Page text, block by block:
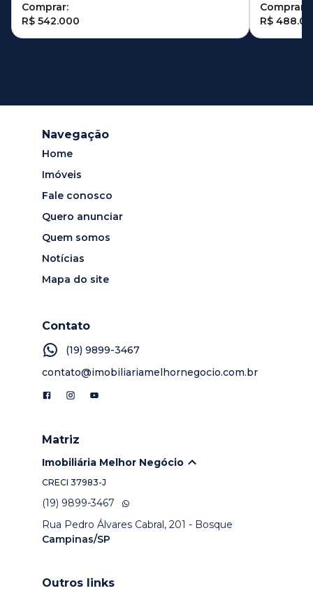
Comprar:
R$ 542.000
Comprar:
R$
Navegação
Home
Imóveis
Fale conosco
Quero anunciar
Quem somos
Notícias
Mapa do site
Contato
(19) 9899-3467
contato@imobiliariamelhornegocio.com.br
Matriz
Imobiliária Melhor Negócio
CRECI 37983-J
(19) 9899-3467
Rua Pedro Álvares Cabral, 201 - Bosque
Campinas/SP
Outros links